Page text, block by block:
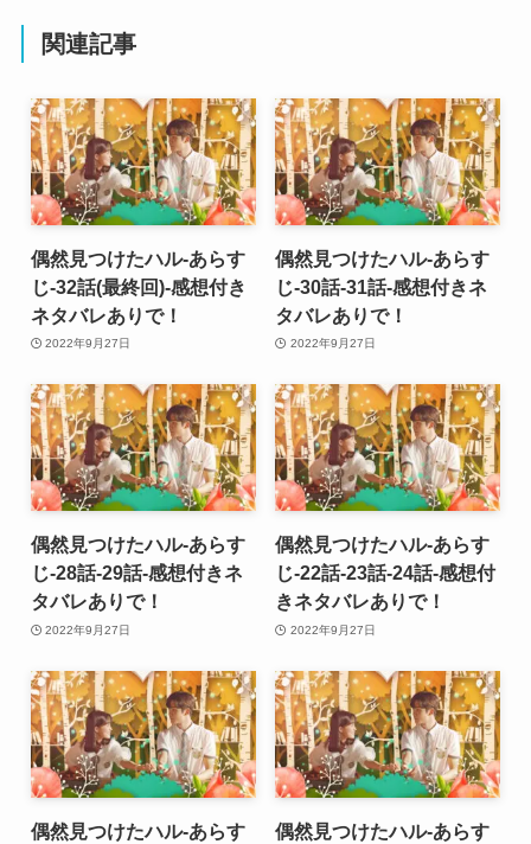
関連記事
偶然見つけたハル-あらす
じ-32話(最終回)-感想付き
ネタバレありで！
2022年9月27日
偶然見つけたハル-あらす
じ-30話-31話-感想付きネ
タバレありで！
2022年9月27日
偶然見つけたハル-あらす
じ-28話-29話-感想付きネ
タバレありで！
2022年9月27日
偶然見つけたハル-あらす
じ-22話-23話-24話-感想付
きネタバレありで！
2022年9月27日
偶然見つけたハル-あらす
偶然見つけたハル-あらす